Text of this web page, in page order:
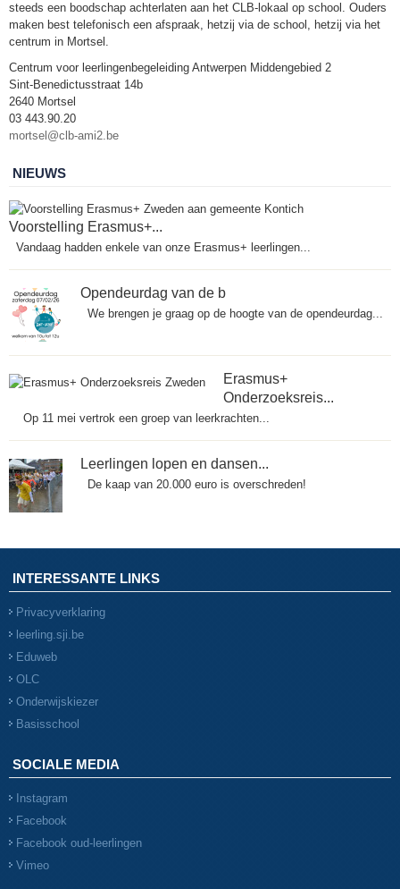
steeds een boodschap achterlaten aan het CLB-lokaal op school. Ouders
maken best telefonisch een afspraak, hetzij via de school, hetzij via het
centrum in Mortsel.
Centrum voor leerlingenbegeleiding Antwerpen Middengebied 2
Sint-Benedictusstraat 14b
2640 Mortsel
03 443.90.20
mortsel@clb-ami2.be
NIEUWS
Voorstelling Erasmus+...
Vandaag hadden enkele van onze Erasmus+ leerlingen...
Opendeurdag van de b
We brengen je graag op de hoogte van de opendeurdag...
Erasmus+
Onderzoeksreis...
Op 11 mei vertrok een groep van leerkrachten...
Leerlingen lopen en dansen...
De kaap van 20.000 euro is overschreden!
INTERESSANTE LINKS
Privacyverklaring
leerling.sji.be
Eduweb
OLC
Onderwijskiezer
Basisschool
SOCIALE MEDIA
Instagram
Facebook
Facebook oud-leerlingen
Vimeo